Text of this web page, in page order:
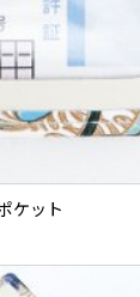
ケット